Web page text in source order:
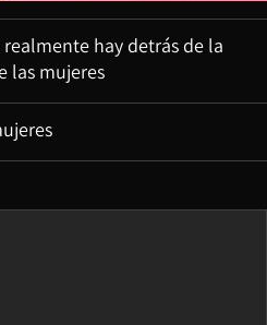
hay detrás de la
las mujeres